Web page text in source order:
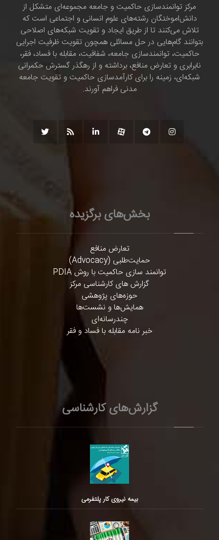
مرکز توانمندسازی حاکمیت و جامعه مجموعه‌ای متشکل از
دانش‌اموختگان رشته‌های علوم انسانی و اجتماعی است که
تلاش می‌کنند تا از طریق ایجاد و تقویت شبکه‌های اصلاحی
بتوانند گام‌هایی در حل مسائلی همچون تقویت ظرفیت اجرایی
حاکمیت، توانمندسازی جامعه، شفافیت، مقابله با فساد، فقر،
نابرابری و تعارض منافع، برداشته و از رهگذر گسترش حکمرانی
شبکه‌ای، زمینه را برای کارآمدسازی حاکمیت و تقویت جامعه
مدنی فراهم آورند.
بخش‌های برگزیده
تعارض منافع
حمایت‌طلبی (Advocacy)
توانمند سازی حاکمیت با روش PDIA
گزارش های کارشناسی مرکز
حوزه‌های پژوهشی
همایش‌ها و نشست‌ها
چندرسانه‌ای
خبر نامه مقابله با فساد و فقر
گزارش‌های کارشناسی
بیمه نیروی کار پلتفرمی